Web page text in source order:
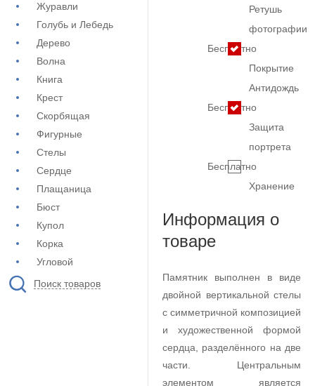
Журавли
Голубь и Лебедь
Дерево
Волна
Книга
Крест
Скорбящая
Фигурные
Стелы
Сердце
Плащаница
Бюст
Купол
Корка
Угловой
Поиск товаров
Ретушь
фотографии
Бесплатно
Покрытие
Антидождь
Бесплатно
Защита
портрета
Бесплатно
Хранение
Информация о
товаре
Памятник выполнен в виде
двойной вертикальной стелы
с симметричной композицией
и художественной формой
сердца, разделённого на две
части. Центральным
элементом является